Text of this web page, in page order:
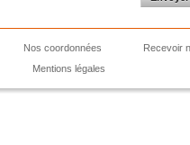
Nos coordonnées Recevoir
Mentions légales